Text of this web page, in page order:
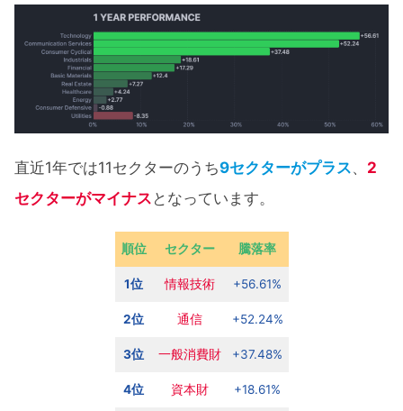
直近1年では11セクターのうち9セクターがプラス、 2
セクターがマイナス となっています。
順位 セクター 騰落率
1位 情報技術 +56.61%
2位 通信 +52.24%
3位 一般消費財 +37.48%
4位 資本財 +18.61%